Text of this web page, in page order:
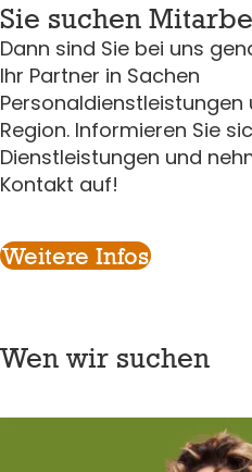
Sie su­chen
Dann sind Sie bei uns
Ihr Partner in Sachen
Region. Informieren Sie
Dienstleistungen und
Kontakt auf!
Weitere Infos
Wen wir su­chen